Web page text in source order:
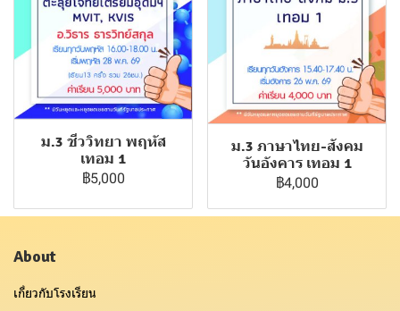
ม.3 ชีววิทยา พฤหัส
เทอม 1
฿5,000
ม.3 ภาษาไทย-สังคม
วันอังคาร เทอม 1
฿4,000
About
เกี่ยวกับโรงเรียน